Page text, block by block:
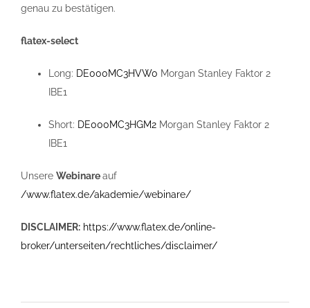
genau zu bestätigen.
flatex-select
Long: DE000MC3HVW0 Morgan Stanley Faktor 2
IBE1
Short: DE000MC3HGM2 Morgan Stanley Faktor 2
IBE1
Unsere Webinareauf
/www.flatex.de/akademie/webinare/
DISCLAIMER: https://www.flatex.de/online-
broker/unterseiten/rechtliches/disclaimer/